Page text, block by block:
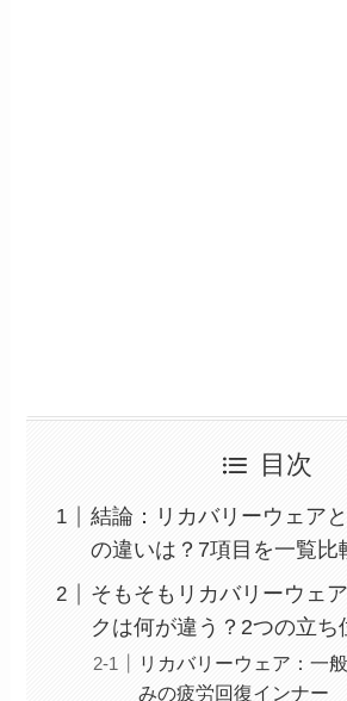
目次
結論：リカバリーウェア
の違いは？7項目を一覧比
そもそもリカバリーウェ
クは何が違う？2つの立ち
リカバリーウェア：一
みの疲労回復インナー